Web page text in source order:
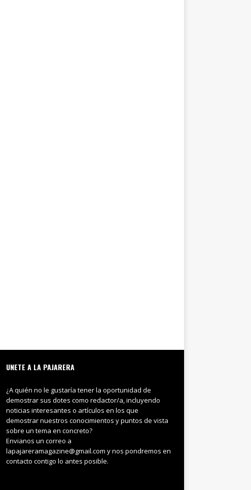
UNETE A LA PAJARERA
¿A quién no le gustaría tener la oportunidad de
demostrar sus dotes como redactor/a, incluyendo
noticias interesantes o artículos en los que
demostrar nuestros conocimientos y puntos de vista
sobre un tema en concreto?
Envianos un correo a
lapajareramagazine@gmail.com y nos pondremos en
contacto contigo lo antes posible.